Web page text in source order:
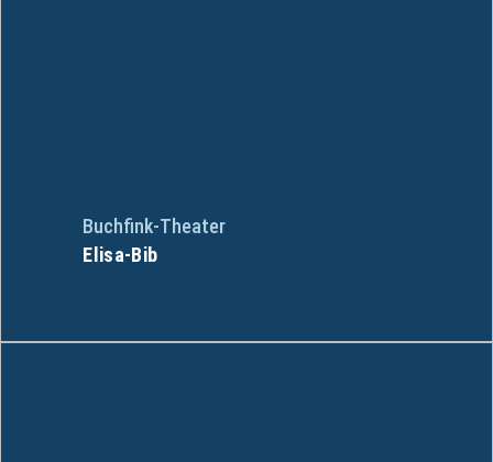
Buchfink-Theater
Elisa-Bib